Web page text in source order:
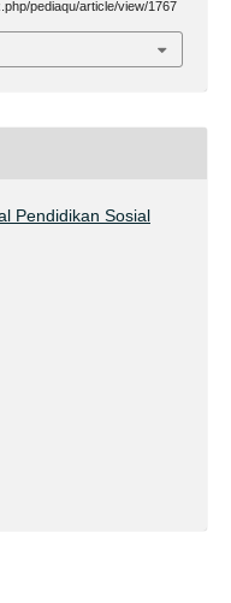
pediaqu/article/view/1767
Pendidikan Sosial